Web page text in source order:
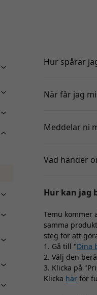
Hur spårar
När får jag
Meddelar ni
Vad händer
Hur kan jag
Temu
samma
steg för att
1. Gå till "Dina
2. Välj den
3. Klicka på
Klicka här för